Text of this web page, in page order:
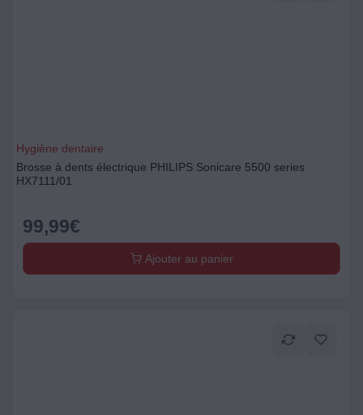
Hygiène dentaire
Brosse à dents électrique PHILIPS Sonicare 5500 series
HX7111/01
99,99€
Ajouter au panier